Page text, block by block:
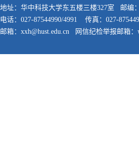
地址：华中科技大学东五楼三楼327室 邮编
电话：027-87544990/4991 传真：027-
邮箱：xxh@hust.edu.cn 网信纪检举报邮箱：